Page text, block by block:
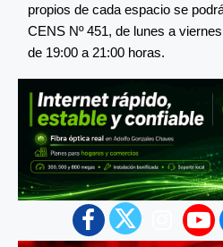
propios de cada espacio se
CENS Nº 451, de lunes a
de 19:00 a 21:00 horas.